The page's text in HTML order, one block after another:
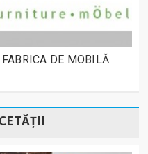
DE MOBILĂ